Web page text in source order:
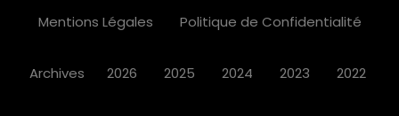
Mentions Légales Politique de Confidentialité
Archives 2026 2025 2024 2023 2022